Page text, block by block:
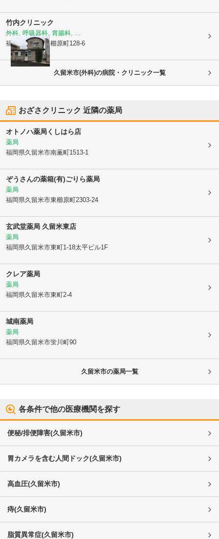
竹内クリニック
外科, 呼吸器科, 胃腸科, ...
福岡県久留米市櫛原町128-6
久留米市(外科)の病院・クリニック一覧
おざさクリニック 近隣の薬局
オトノハ薬局くしはら店
薬局
福岡県久留米市南薫町1513-1
ぞうさんの薬箱(有)ごりら薬局
薬局
福岡県久留米市東櫛原町2303-24
玄武堂薬局 久留米東店
薬局
福岡県久留米市東町1-18太平ビル1F
クレア薬局
薬局
福岡県久留米市東町2-4
城南薬局
薬局
福岡県久留米市蛍川町90
久留米市の薬局一覧
各条件で他の医療機関を探す
便秘/排便障害(久留米市)
胃カメラを含む人間ドック(久留米市)
高血圧(久留米市)
痔(久留米市)
脂質異常症(久留米市)